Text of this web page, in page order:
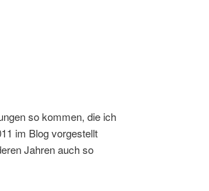
so kommen, die ich
im Blog vorgestellt
Jahren auch so